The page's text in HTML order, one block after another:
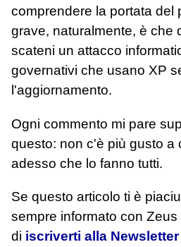
comprendere la portata del
grave, naturalmente, è che
scateni un attacco
governativi che usano XP
l'aggiornamento.
Ogni commento mi pare
questo: non c'è più gusto a
adesso che lo fanno tutti.
Se questo articolo ti è
sempre informato con Zeus
di iscriverti alla